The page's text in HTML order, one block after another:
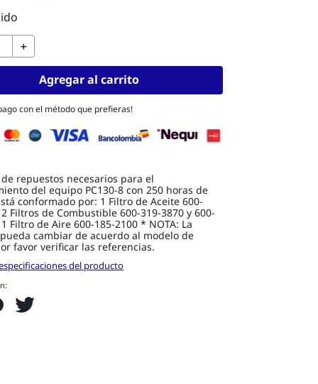
＋
Agregar al carrito
con el método que prefieras!
repuestos necesarios para el
del equipo PC130-8 con 250 horas de
conformado por: 1 Filtro de Aceite 600-
Filtros de Combustible 600-319-3870 y 600-
Filtro de Aire 600-185-2100 * NOTA: La
cambiar de acuerdo al modelo de
favor verificar las referencias.
del producto